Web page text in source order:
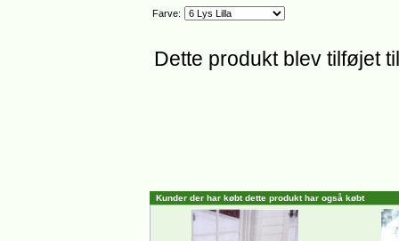
Farve:
Dette produkt blev tilføjet
Kunder der har købt dette produkt har også købt